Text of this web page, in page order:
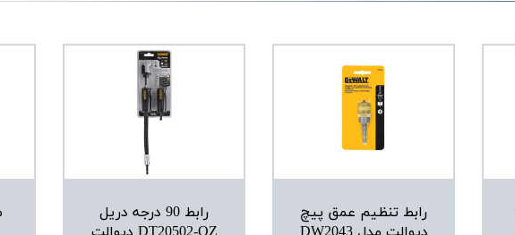
رابط تنظیم عمق پیچ
رابط 90 درجه دریل